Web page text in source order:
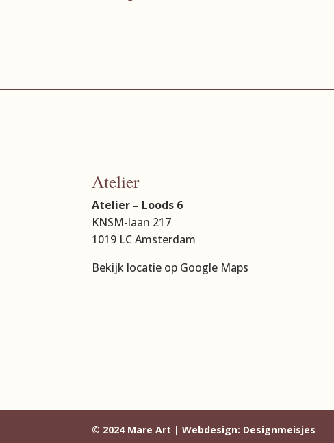
Atelier
Atelier – Loods 6
KNSM-laan 217
1019 LC Amsterdam
Bekijk locatie op Google Maps
© 2024 Mare Art | Webdesign: Designmeisjes